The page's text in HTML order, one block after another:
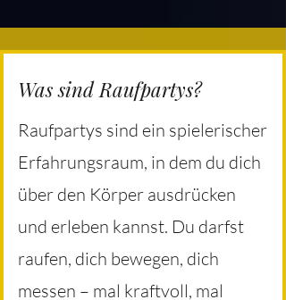
Was sind Raufpartys?
Raufpartys sind ein spielerischer
Erfahrungsraum, in dem du dich
über den Körper ausdrücken
und erleben kannst. Du darfst
raufen, dich bewegen, dich
messen – mal kraftvoll, mal